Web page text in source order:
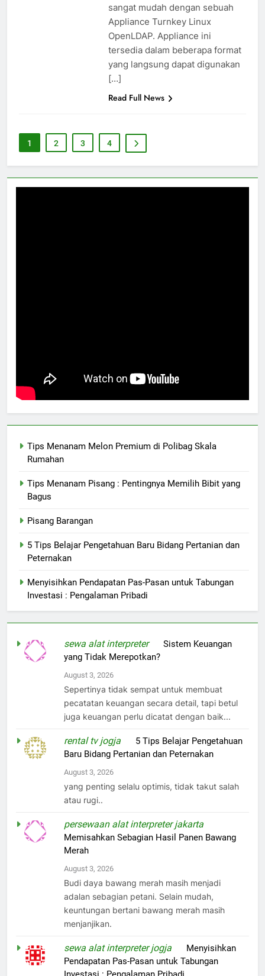
sangat mudah dengan sebuah
Appliance Turnkey Linux
OpenLDAP. Appliance ini
tersedia dalam beberapa format
yang langsung dapat digunakan
[…]
Read Full News
1 2 3 4
Tips Menanam Melon Premium di Polibag Skala
Rumahan
Tips Menanam Pisang : Pentingnya Memilih Bibit yang
Bagus
Pisang Barangan
5 Tips Belajar Pengetahuan Baru Bidang Pertanian dan
Peternakan
Menyisihkan Pendapatan Pas-Pasan untuk Tabungan
Investasi : Pengalaman Pribadi
sewa alat interpreteronSistem Keuangan
yang Tidak Merepotkan?
August 3, 2026
Sepertinya tidak sempat untuk membuat
pecatatan keuangan secara detail, tapi betul
juga keuangan perlu dicatat dengan baik...
rental tv jogja
5 Tips Belajar Pengetahuan
Baru Bidang Pertanian dan Peternakan
August 3, 2026
yang penting selalu optimis, tidak takut salah
atau rugi..
persewaan alat interpreter jakarta
Memisahkan Sebagian Hasil Panen Bawang
Merah
August 3, 2026
Budi daya bawang merah masih menjadi
adalan sebagian petani. Selain mudah,
keuntungan bertani bawang merah masih
menjanjikan.
sewa alat interpreter jogja
Menyisihkan
Pendapatan Pas-Pasan untuk Tabungan